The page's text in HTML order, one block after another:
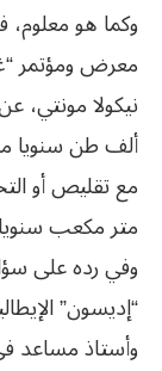
وكما هو معلوم،
معرض ومؤتمر
مع تقليص أو
متر مكعب
وفي رده على
“إديسون”
وأستاذ مساعد